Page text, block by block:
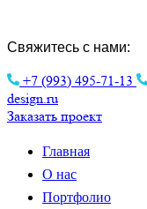
Свяжитесь с нами:
+7 (993) 495-71-13
design.ru
Заказать проект
Главная
О нас
Портфолио